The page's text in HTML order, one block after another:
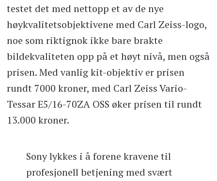
testet det med nettopp et av de nye
høykvalitetsobjektivene med Carl Zeiss-logo,
noe som riktignok ikke bare brakte
bildekvaliteten opp på et høyt nivå, men også
prisen. Med vanlig kit-objektiv er prisen
rundt 7000 kroner, med Carl Zeiss Vario-
Tessar E5/16-70ZA OSS øker prisen til rundt
13.000 kroner.
Sony lykkes i å forene kravene til
profesjonell betjening med svært